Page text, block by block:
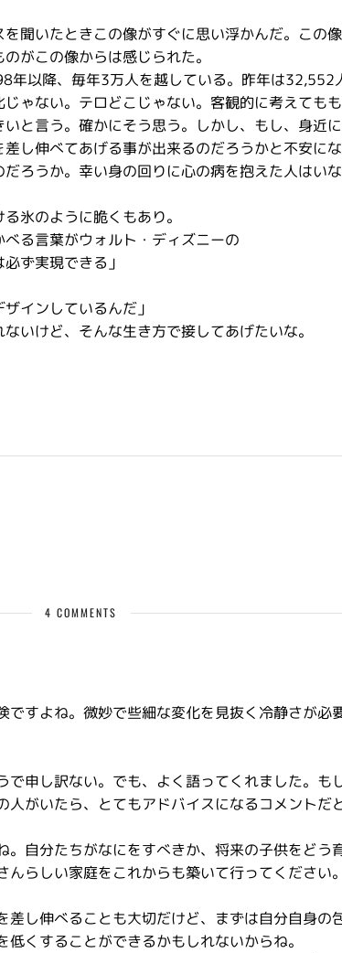
聞いたときこの像がすぐに思い浮かんだ。この
がこの像からは感じられた。
以降、毎年3万人を越している。昨年は32,552
ゃない。テロどこじゃない。客観的に考えてもも
と言う。確かにそう思う。しかし、もし、身近
し伸べてあげる事が出来るのだろうかと不安に
ろうか。幸い身の回りに心の病を抱えた人はい
氷のように脆くもあり。
る言葉がウォルト・ディズニーの
ず実現できる」
インしているんだ」
いけど、そんな生き方で接してあげたいな。
4 COMMENTS
ですよね。微妙で些細な変化を見抜く冷静さが必
で申し訳ない。でも、よく語ってくれました。も
人がいたら、とてもアドバイスになるコメントだ
。自分たちがなにをすべきか、将来の子供をどう
らしい家庭をこれからも築いて行ってください。
差し伸べることも大切だけど、まずは自分自身の
くすることができるかもしれないからね。